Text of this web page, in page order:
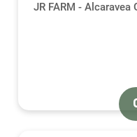
JR FARM -